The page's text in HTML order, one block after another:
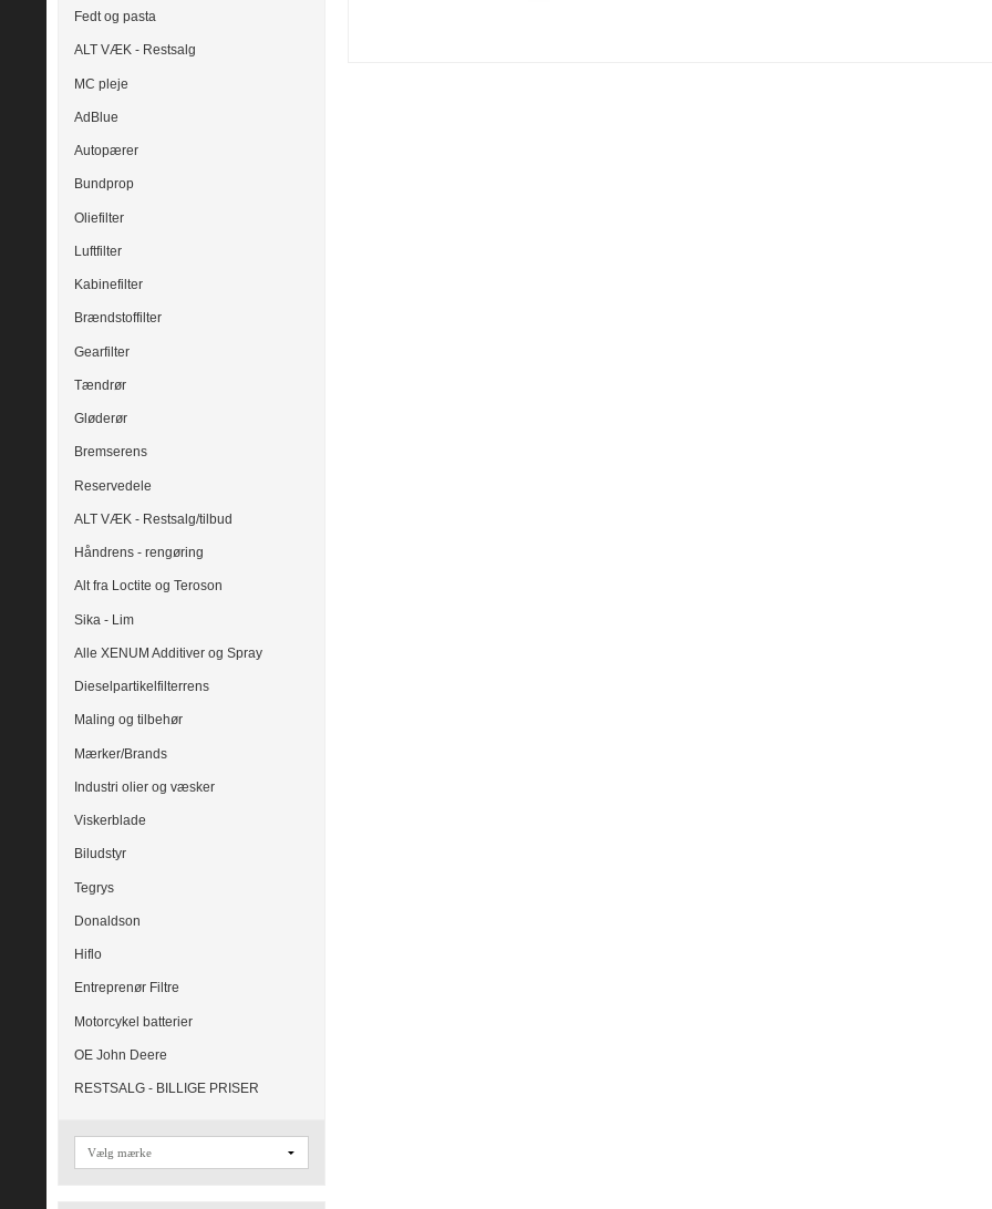
Fedt og pasta
ALT VÆK - Restsalg
MC pleje
AdBlue
Autopærer
Bundprop
Oliefilter
Luftfilter
Kabinefilter
Brændstoffilter
Gearfilter
Tændrør
Gløderør
Bremserens
Reservedele
ALT VÆK - Restsalg/tilbud
Håndrens - rengøring
Alt fra Loctite og Teroson
Sika - Lim
Alle XENUM Additiver og Spray
Dieselpartikelfilterrens
Maling og tilbehør
Mærker/Brands
Industri olier og væsker
Viskerblade
Biludstyr
Tegrys
Donaldson
Hiflo
Entreprenør Filtre
Motorcykel batterier
OE John Deere
RESTSALG - BILLIGE PRISER